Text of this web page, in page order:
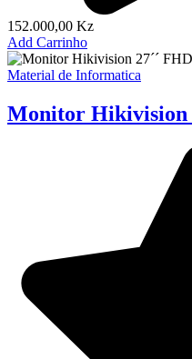
152.000,00 Kz
Add Carrinho
Material de Informatica
Monitor Hikivision